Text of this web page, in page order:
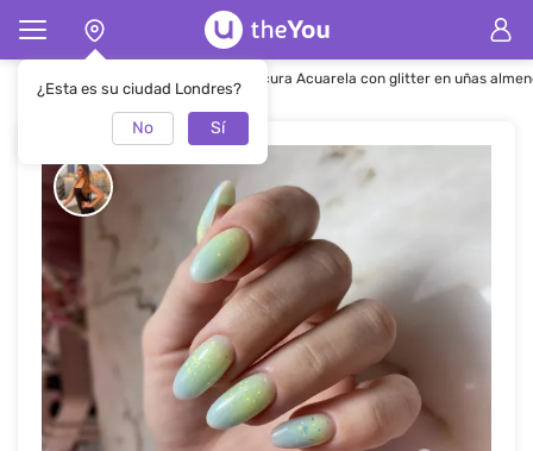
¿Esta es su ciudad Londres?
No Sí
Página de inicio Manicura Manicura Acuarela con glitter en uñas